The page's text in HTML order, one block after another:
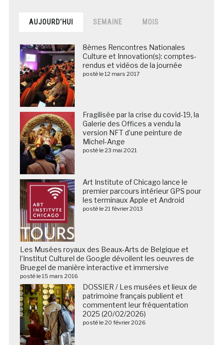
AUJOURD’HUI SEMAINE MOIS
8èmes Rencontres Nationales
Culture et Innovation(s): comptes-
rendus et vidéos de la journée
posté le 12 mars 2017
Fragilisée par la crise du covid-19, la
Galerie des Offices a vendu la
version NFT d’une peinture de
Michel-Ange
posté le 23 mai 2021
Art Institute of Chicago lance le
premier parcours intérieur GPS pour
les terminaux Apple et Android
posté le 21 février 2013
Les Musées royaux des Beaux-Arts de Belgique et
l’Institut Culturel de Google dévoilent les oeuvres de
Bruegel de manière interactive et immersive
posté le 15 mars 2016
DOSSIER / Les musées et lieux de
patrimoine français publient et
commentent leur fréquentation
2025 (20/02/2026)
posté le 20 février 2026